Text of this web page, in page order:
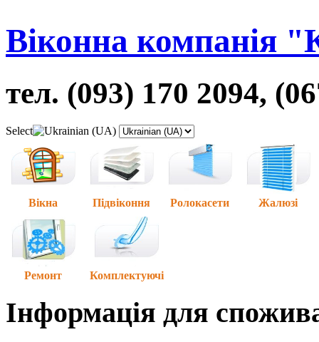
Віконна компанія
тел. (093) 170 2094,
Select
Вікна Підвіконня Ролокасети Жалюзі
Ремонт Комплектуючі
Інформація для